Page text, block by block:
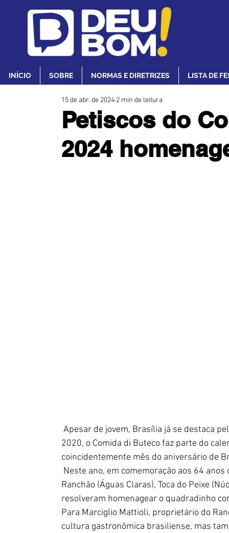
INÍCIO SOBRE NORMAS E DIRETRIZES LISTA DE
Petiscos do
2024
15 de abr. de 2024 2 min de leitura
Apesar de jovem, Brasília já se destaca
2020, o Comida di Buteco faz parte do
coincidentemente mês do aniversário de
Neste ano, em comemoração aos 64
Ranchão (Águas Claras), Toca do Peixe
resolveram homenagear o quadradinho
Para Marciglio Mattioli, proprietário do
cultura gastronômica brasiliense, mas